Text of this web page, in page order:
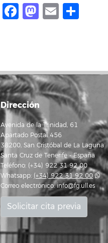
Facebook
Mastodon
Email
Dirección
Avenida de la Trinidad, 61
Apartado Postal 456
38200, San Cristóbal de La Laguna
Santa Cruz de Tenerife - España
Teléfono: (+34) 922 31 92 00
Whatsapp: (+34) 922 31 92 00
Correo electrónico:info@fg.ull.es
Solicitar cita previa